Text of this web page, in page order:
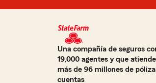
Una compañía de seguros
19,000 agentes y que
más de 96 millones de
cuentas